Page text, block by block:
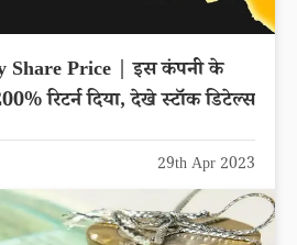
Share Price | इस कंपनी के
रिटर्न दिया, देखे स्टॉक डिटेल्स
29th Apr 2023